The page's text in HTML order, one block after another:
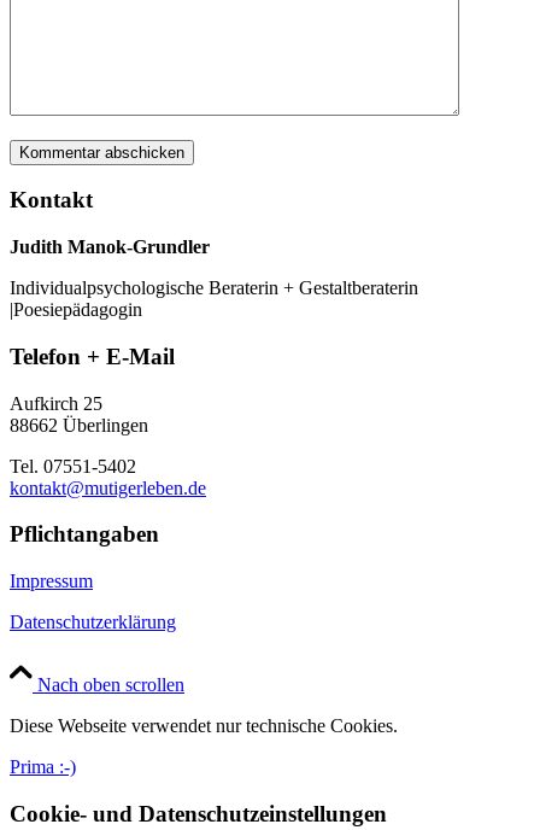
Kontakt
Judith Manok-Grundler
Individualpsychologische Beraterin + Gestaltberaterin
|Poesiepädagogin
Telefon + E-Mail
Aufkirch 25
88662 Überlingen
Tel. 07551-5402
kontakt@mutigerleben.de
Pflichtangaben
Impressum
Datenschutzerklärung
Nach oben scrollen
Diese Webseite verwendet nur technische Cookies.
Prima :-)
Cookie- und Datenschutzeinstellungen